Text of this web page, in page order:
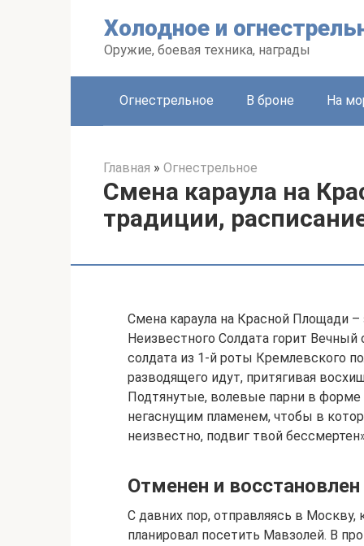
Холодное и
Оружие, боевая техника, награды
Огнестрельное В броне На
Главная » Огнестрельное
Смена караула на
традиции,
Смена караула на Красной Площади
Неизвестного Солдата горит
солдата из 1-й роты Кремлевского
разводящего идут, притягивая
Подтянутые, волевые парни в форме
негаснущим пламенем, чтобы в
неизвестно, подвиг твой
Отменен и восстановлен
С давних пор, отправляясь в
планировал посетить Мавзолей. В